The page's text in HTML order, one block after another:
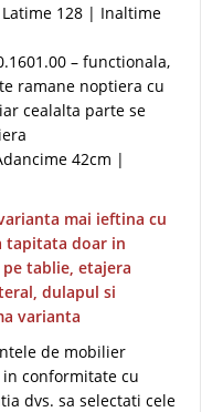
128 | Inaltime
– functionala,
ramane noptiera cu
cealalta parte se
42cm |
mai ieftina cu
tapitata doar in
tablie, etajera
dulapul si
varianta
de mobilier
conformitate cu
dvs. sa selectati cele